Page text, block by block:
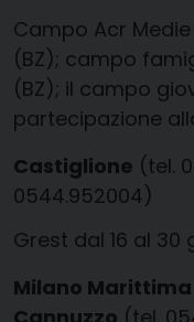
Campo Acr Medie
(BZ); campo
(BZ); il campo
partecipazione
Castiglione (tel.
0544.952004)
Grest dal 16 al 30
Milano